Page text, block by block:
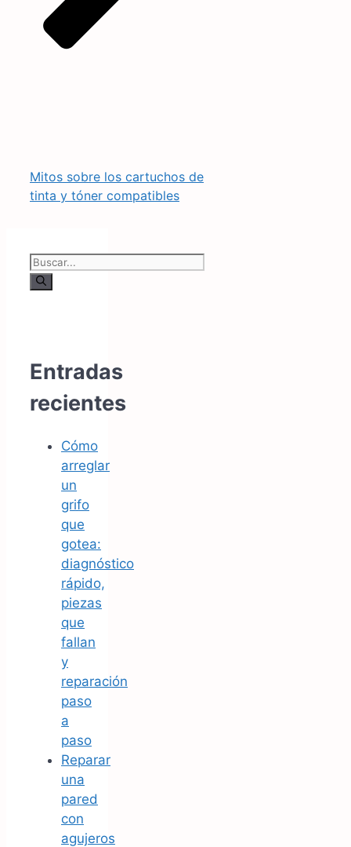
Mitos sobre los cartuchos de
tinta y tóner compatibles
Buscar:
Entradas
recientes
Cómo
arreglar
un
grifo
que
gotea:
diagnóstico
rápido,
piezas
que
fallan
y
reparación
paso
a
paso
Reparar
una
pared
con
agujeros